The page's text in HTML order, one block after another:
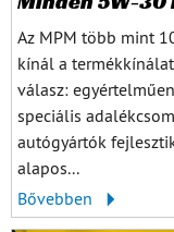
Az MPM több mint
kínál a
válasz:
speciális
autógyártók
alapos...
Bővebben